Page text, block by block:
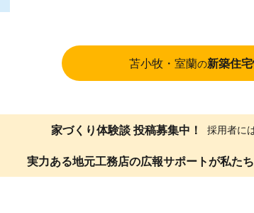
苫小牧・室蘭の新築住
家づくり体験談 投稿募集中！ 採用者に
実力ある地元工務店の広報サポートが私たち